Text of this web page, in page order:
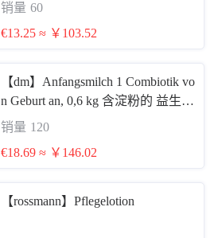
销量 60
€13.25 ≈ ￥103.52
【dm】Anfangsmilch 1 Combiotik vo
n Geburt an, 0,6 kg 含淀粉的 益生菌
1段 0-6个月后 600g
销量 120
€18.69 ≈ ￥146.02
【rossmann】Pflegelotion